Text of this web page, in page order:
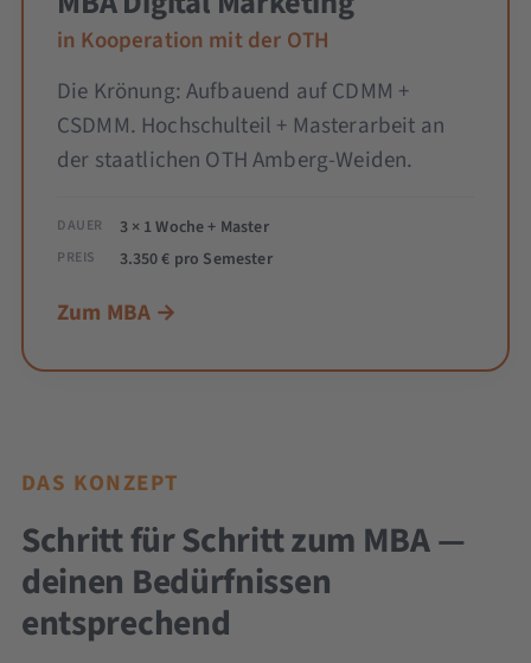
in Kooperation mit der OTH
Die Krönung: Aufbauend auf CDMM +
CSDMM. Hochschulteil + Masterarbeit an
der staatlichen OTH Amberg-Weiden.
DAUER 3 × 1 Woche + Master
PREIS 3.350 € pro Semester
Zum MBA →
DAS KONZEPT
Schritt für Schritt zum MBA —
deinen Bedürfnissen
entsprechend